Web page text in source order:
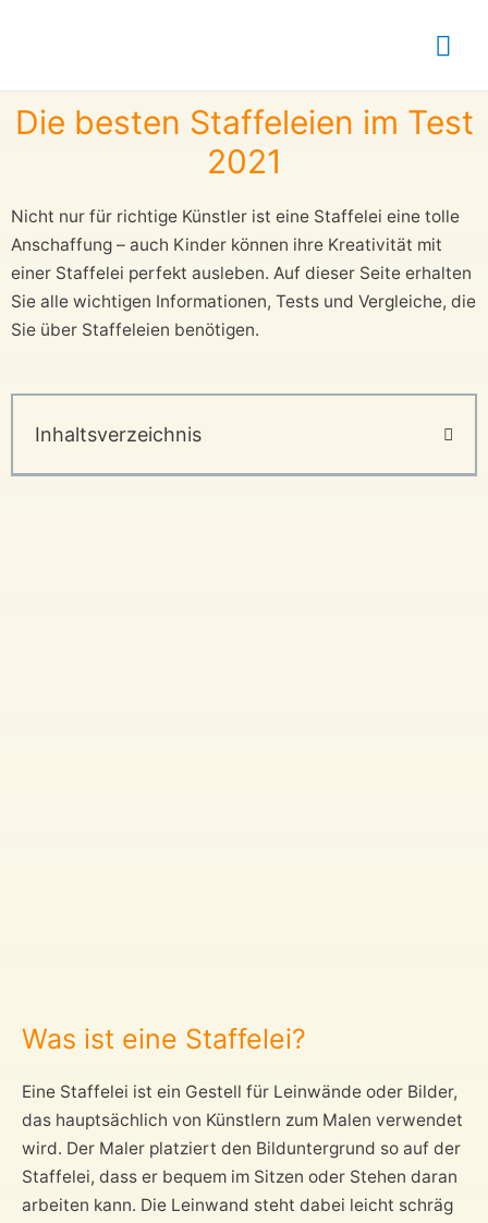
Die besten Staffeleien im Test
2021
Nicht nur für richtige Künstler ist eine Staffelei eine tolle
Anschaffung – auch Kinder können ihre Kreativität mit
einer Staffelei perfekt ausleben. Auf dieser Seite erhalten
Sie alle wichtigen Informationen, Tests und Vergleiche, die
Sie über Staffeleien benötigen.
Inhaltsverzeichnis
Was ist eine Staffelei?
Eine Staffelei ist ein Gestell für Leinwände oder Bilder,
das hauptsächlich von Künstlern zum Malen verwendet
wird. Der Maler platziert den Bilduntergrund so auf der
Staffelei, dass er bequem im Sitzen oder Stehen daran
arbeiten kann. Die Leinwand steht dabei leicht schräg